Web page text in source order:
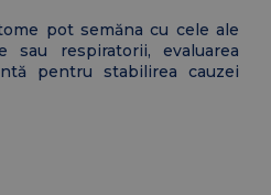
pot semăna cu cele ale
sau respiratorii, evaluarea
pentru stabilirea cauzei